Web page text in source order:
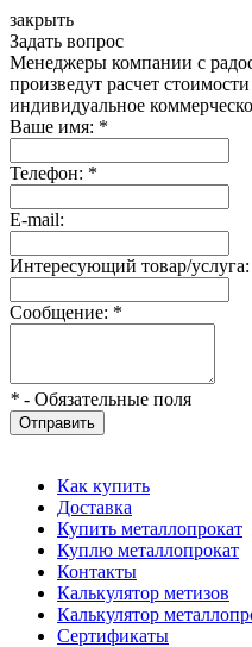
закрыть
Задать вопрос
Менеджеры компании с
произведут расчет
индивидуальное
Ваше имя: *
Телефон: *
E-mail:
Интересующий товар/услуга:
Сообщение: *
* - Обязательные поля
Отправить
Как купить
Доставка
Купить металлопрокат
Куплю металлопрокат
Контакты
Калькулятор метизов
Калькулятор
Сертификаты